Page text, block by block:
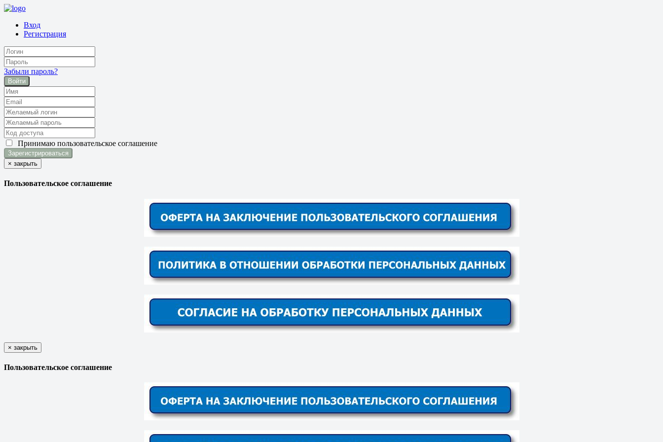
Вход
Регистрация
Забыли пароль?
Войти
Принимаю пользовательское соглашение
× закрыть
Пользовательское соглашение
× закрыть
Пользовательское соглашение